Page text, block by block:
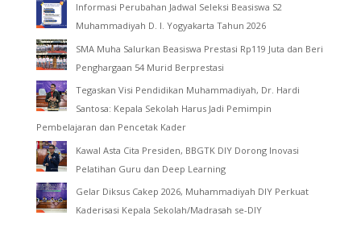
Informasi Perubahan Jadwal Seleksi Beasiswa S2
Muhammadiyah D. I. Yogyakarta Tahun 2026
SMA Muha Salurkan Beasiswa Prestasi Rp119 Juta dan Beri
Penghargaan 54 Murid Berprestasi
Tegaskan Visi Pendidikan Muhammadiyah, Dr. Hardi
Santosa: Kepala Sekolah Harus Jadi Pemimpin
Pembelajaran dan Pencetak Kader
Kawal Asta Cita Presiden, BBGTK DIY Dorong Inovasi
Pelatihan Guru dan Deep Learning
Gelar Diksus Cakep 2026, Muhammadiyah DIY Perkuat
Kaderisasi Kepala Sekolah/Madrasah se-DIY